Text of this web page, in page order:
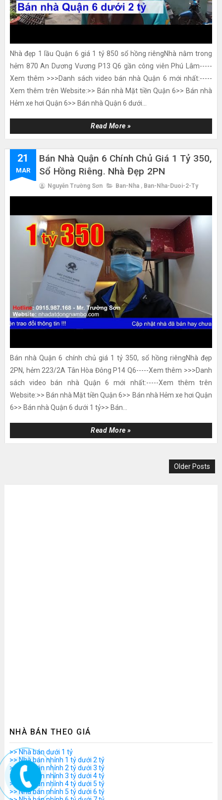
Nhà đẹp 1 lầu Quận 6 giá 1 tỷ 850 sổ hồng riêngNhà nằm trong
hẻm 870 An Dương Vương P13 Q6 gần công viên Phú Lâm-----
Xem thêm >>>Danh sách video bán nhà Quận 6 mới nhất:-----
Xem thêm trên Website:>> Bán nhà Mặt tiền Quận 6>> Bán nhà
Hẻm xe hơi Quận 6>> Bán nhà Quận 6 dưới...
Read More »
21
MAR
Bán Nhà Quận 6 Chính Chủ Giá 1 Tỷ 350,
Sổ Hồng Riêng. Nhà Đẹp 2PN
Nguyễn Trường Sơn Ban-Nha , Ban-Nha-Duoi-2-Ty
Bán nhà Quận 6 chính chủ giá 1 tỷ 350, sổ hồng riêngNhà đẹp
2PN, hẻm 223/2A Tân Hòa Đông P14 Q6-----Xem thêm >>>Danh
sách video bán nhà Quận 6 mới nhất:-----Xem thêm trên
Website:>> Bán nhà Mặt tiền Quận 6>> Bán nhà Hẻm xe hơi Quận
6>> Bán nhà Quận 6 dưới 1 tỷ>> Bán...
Read More »
Older Posts
NHÀ BÁN THEO GIÁ
>> Nhà bán dưới 1 tỷ
>> Nhà bán nhỉnh 1 tỷ dưới 2 tỷ
>> Nhà bán nhỉnh 2 tỷ dưới 3 tỷ
>> Nhà bán nhỉnh 3 tỷ dưới 4 tỷ
>> Nhà bán nhỉnh 4 tỷ dưới 5 tỷ
>> Nhà bán nhỉnh 5 tỷ dưới 6 tỷ